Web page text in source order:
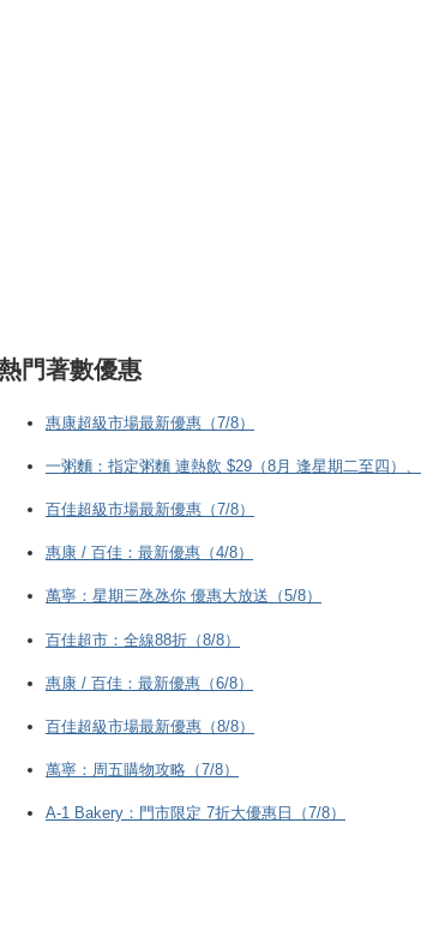
門著數優惠
惠康超級市場最新優惠（7/8）
一粥麵：指定粥麵 連熱飲 $29（8月 逢星期二至四）、
百佳超級市場最新優惠（7/8）
惠康 / 百佳：最新優惠（4/8）
萬寧：星期三氹氹你 優惠大放送（5/8）
百佳超市：全線88折（8/8）
惠康 / 百佳：最新優惠（6/8）
百佳超級市場最新優惠（8/8）
萬寧：周五購物攻略（7/8）
A-1 Bakery：門市限定 7折大優惠日（7/8）